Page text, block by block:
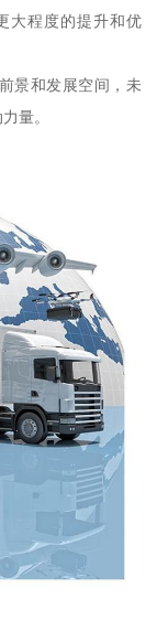
大程度的提升和优
景和发展空间，未
量。